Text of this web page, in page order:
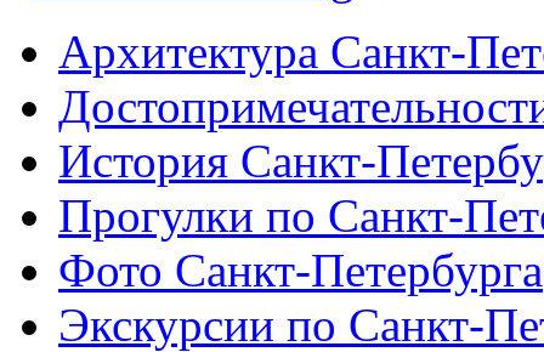
Архитектура Санкт-
История Санкт-
Прогулки по Санкт-
Фото Санкт-Петербурга
Экскурсии по Санкт-